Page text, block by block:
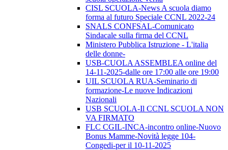
CISL SCUOLA-News A scuola diamo
forma al futuro Speciale CCNL 2022-24
SNALS CONFSAL-Comunicato
Sindacale sulla firma del CCNL
Ministero Pubblica Istruzione - L'italia
delle donne-
USB-CUOLA ASSEMBLEA online del
14-11-2025-dalle ore 17:00 alle ore 19:00
UIL SCUOLA RUA-Seminario di
formazione-Le nuove Indicazioni
Nazionali
USB SCUOLA-Il CCNL SCUOLA NON
VA FIRMATO
FLC CGIL-INCA-incontro online-Nuovo
Bonus Mamme-Novità legge 104-
Congedi-per il 10-11-2025